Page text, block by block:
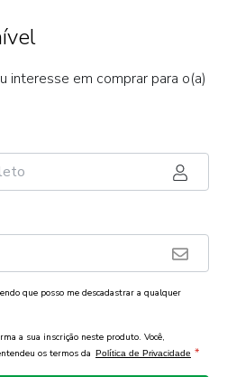
interesse em comprar para o(a)
que posso me descadastrar a qualquer
a sua inscrição neste produto. Você,
os termos da Política de Privacidade *